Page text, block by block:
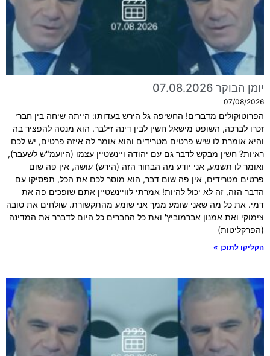
יומן הבוקר 07.08.2026
07/08/2026
הפרוטוקולים מדברים! החשיפה גל הירש בעדותו: הייתה שיחה בין חברי
זכרו לברכה, השופט מישאל חשין לבין דינה זילבר. הוא מנסה להפציר בה
והיא אומרת לו שיש פרטים מטרידים והוא אומר לה איזה פרטים, יש לכם
ראיות? חשין מבקש לדבר גם עם יהודה ויינשטיין עצמו (היועמ"ש לשעבר),
ואומר לו תשמע, אני יודע מה הבחור הזה (הירש) עושה, אין פה שום
פרטים מטרידים, אין פה שום דבר, הוא מוסר לכם את הכל, תפסיקו עם
הדבר הזה, זה לא יכול להיות! אמרתי לוויינשטיין אתם שופכים פה את
דמי. את כל מה שאני שומע ממך אני שומע מהתקשורת. שולחים את טובה
צימוקי ואת אמנון אברמוביץ' ואת כל החברים כל היום לדברר את המדינה
(הפרקליטות)
הקליקו לתוכן »